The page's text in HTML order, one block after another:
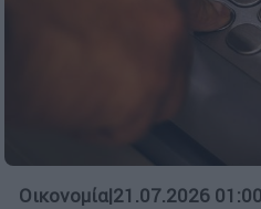
Οικονομία|21.07.2026 01:00